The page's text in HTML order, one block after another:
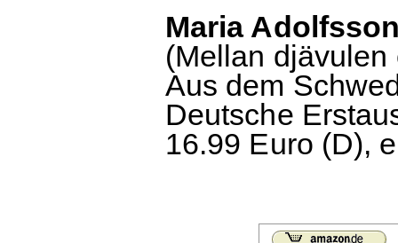
Maria
(Mellan
Aus dem
Deutsche
16.99 Euro (D),